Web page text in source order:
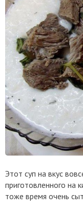
Этот суп на вкус
приготовленного на
тоже время очень